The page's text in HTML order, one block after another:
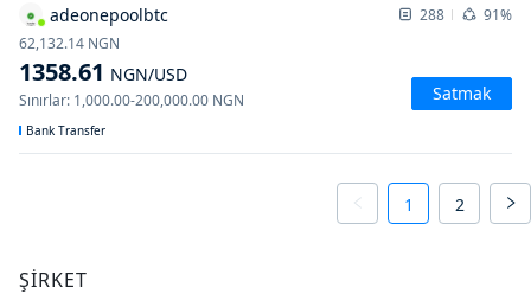
adeonepoolbtc 288 91%
1358.61 NGN/USD
62,132.14 NGN
Sınırlar: 1,000.00-200,000.00 NGN Satmak
Bank Transfer
1 2
ŞİRKET